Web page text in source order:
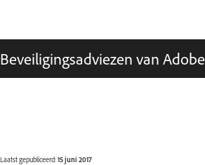
Beveiligingsadviezen van Adobe
Laatst gepubliceerd:15 juni 2017